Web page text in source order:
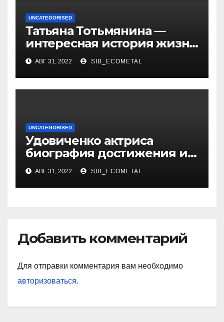
UNCATEGORISED
Татьяна Тотьмянина —
интересная история жизни
российской фигуристки
АВГ 31, 2022 SIB_ECOMETAL
UNCATEGORISED
Удовиченко актриса
биография достижения и
интересные факты
АВГ 31, 2022 SIB_ECOMETAL
Добавить комментарий
Для отправки комментария вам необходимо
авторизоваться.